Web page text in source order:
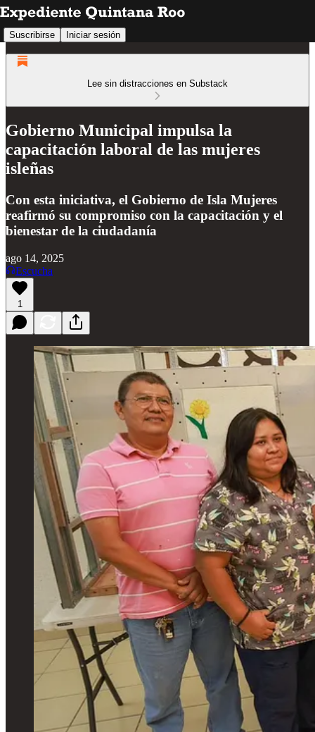
Suscribirse Iniciar sesión
Lee sin distracciones en Substack
Gobierno Municipal impulsa la
capacitación laboral de las mujeres
isleñas
Con esta iniciativa, el Gobierno de Isla Mujeres
reafirmó su compromiso con la capacitación y el
bienestar de la ciudadanía
ago 14, 2025
Escucha
1